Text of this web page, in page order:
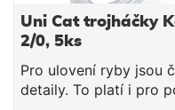
Uni Cat trojháčky
2/0, 5ks
Pro ulovení ryby jsou
detaily. To platí i pro